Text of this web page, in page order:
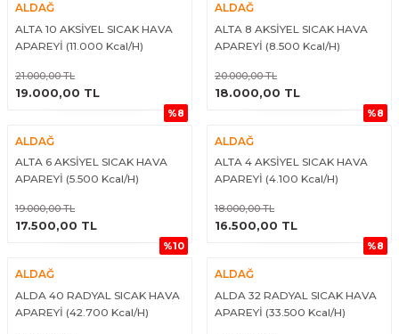
ALDAĞ
ALTA 10 AKSİYEL SICAK HAVA
APAREYİ (11.000 Kcal/H)
21.000,00 TL
19.000,00 TL
ÜRÜNÜ İNCELE
ALDAĞ
ALTA 8 AKSİYEL SICAK HAVA
APAREYİ (8.500 Kcal/H)
20.000,00 TL
18.000,00 TL
ÜRÜNÜ İNCELE
%8
ALDAĞ
ALTA 6 AKSİYEL SICAK HAVA
APAREYİ (5.500 Kcal/H)
19.000,00 TL
17.500,00 TL
ÜRÜNÜ İNCELE
%8
ALDAĞ
ALTA 4 AKSİYEL SICAK HAVA
APAREYİ (4.100 Kcal/H)
18.000,00 TL
16.500,00 TL
ÜRÜNÜ İNCELE
%10
ALDAĞ
ALDA 40 RADYAL SICAK HAVA
APAREYİ (42.700 Kcal/H)
%8
ALDAĞ
ALDA 32 RADYAL SICAK HAVA
APAREYİ (33.500 Kcal/H)